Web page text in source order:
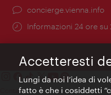
Ort:
concierge.vienna.info
Öffnungszeiten:
Informazioni 24 ore su
Contatti
Accetteresti
Lungi da noi l’idea di
fatto è che i cosiddetti